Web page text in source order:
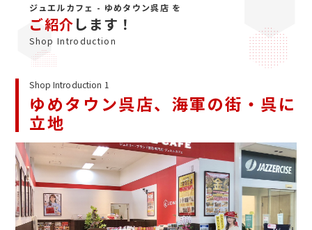
ジュエルカフェ - ゆめタウン呉店 を
ご紹介します！
Shop Introduction
Shop Introduction 1
ゆめタウン呉店、海軍の街・呉に
立地